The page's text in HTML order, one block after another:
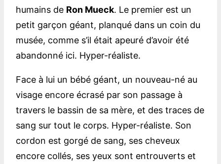
humains de Ron Mueck. Le premier est un
petit garçon géant, planqué dans un coin du
musée, comme s’il était apeuré d’avoir été
abandonné ici. Hyper-réaliste.
Face à lui un bébé géant, un nouveau-né au
visage encore écrasé par son passage à
travers le bassin de sa mère, et des traces de
sang sur tout le corps. Hyper-réaliste. Son
cordon est gorgé de sang, ses cheveux
encore collés, ses yeux sont entrouverts et